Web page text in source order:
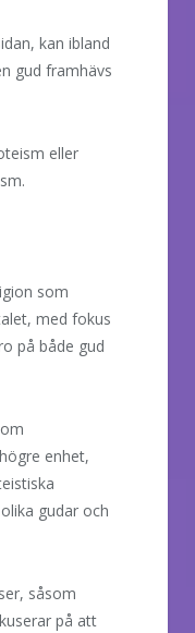
kan ibland
gud framhävs
eller
som
med fokus
på både gud
enhet,
gudar och
såsom
på att